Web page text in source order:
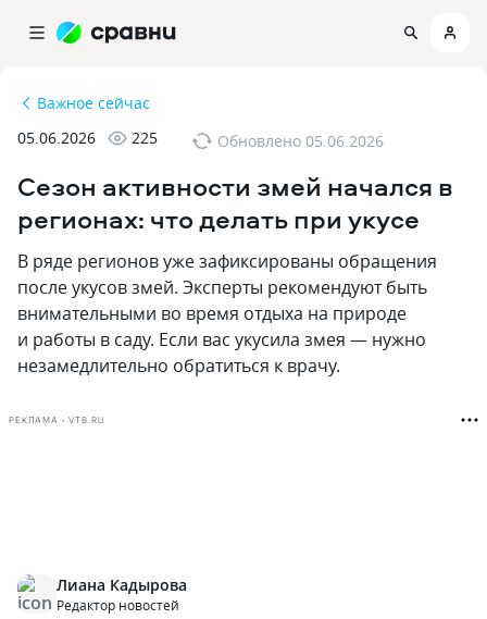
Важное сейчас
05.06.2026
225 Обновлено 05.06.2026
Сезон активности змей начался в
регионах: что делать при укусе
В ряде регионов уже зафиксированы обращения
после укусов змей. Эксперты рекомендуют быть
внимательными во время отдыха на природе
и работы в саду. Если вас укусила змея — нужно
незамедлительно обратиться к врачу.
РЕКЛАМА • VTB.RU
Лиана Кадырова
Редактор новостей